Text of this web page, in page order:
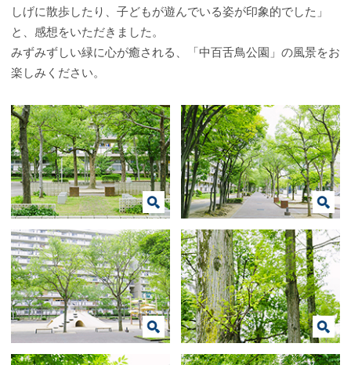
しげに散歩したり、子どもが遊んでいる姿が印象的でした」
と、感想をいただきました。
みずみずしい緑に心が癒される、「中百舌鳥公園」の風景をお
楽しみください。